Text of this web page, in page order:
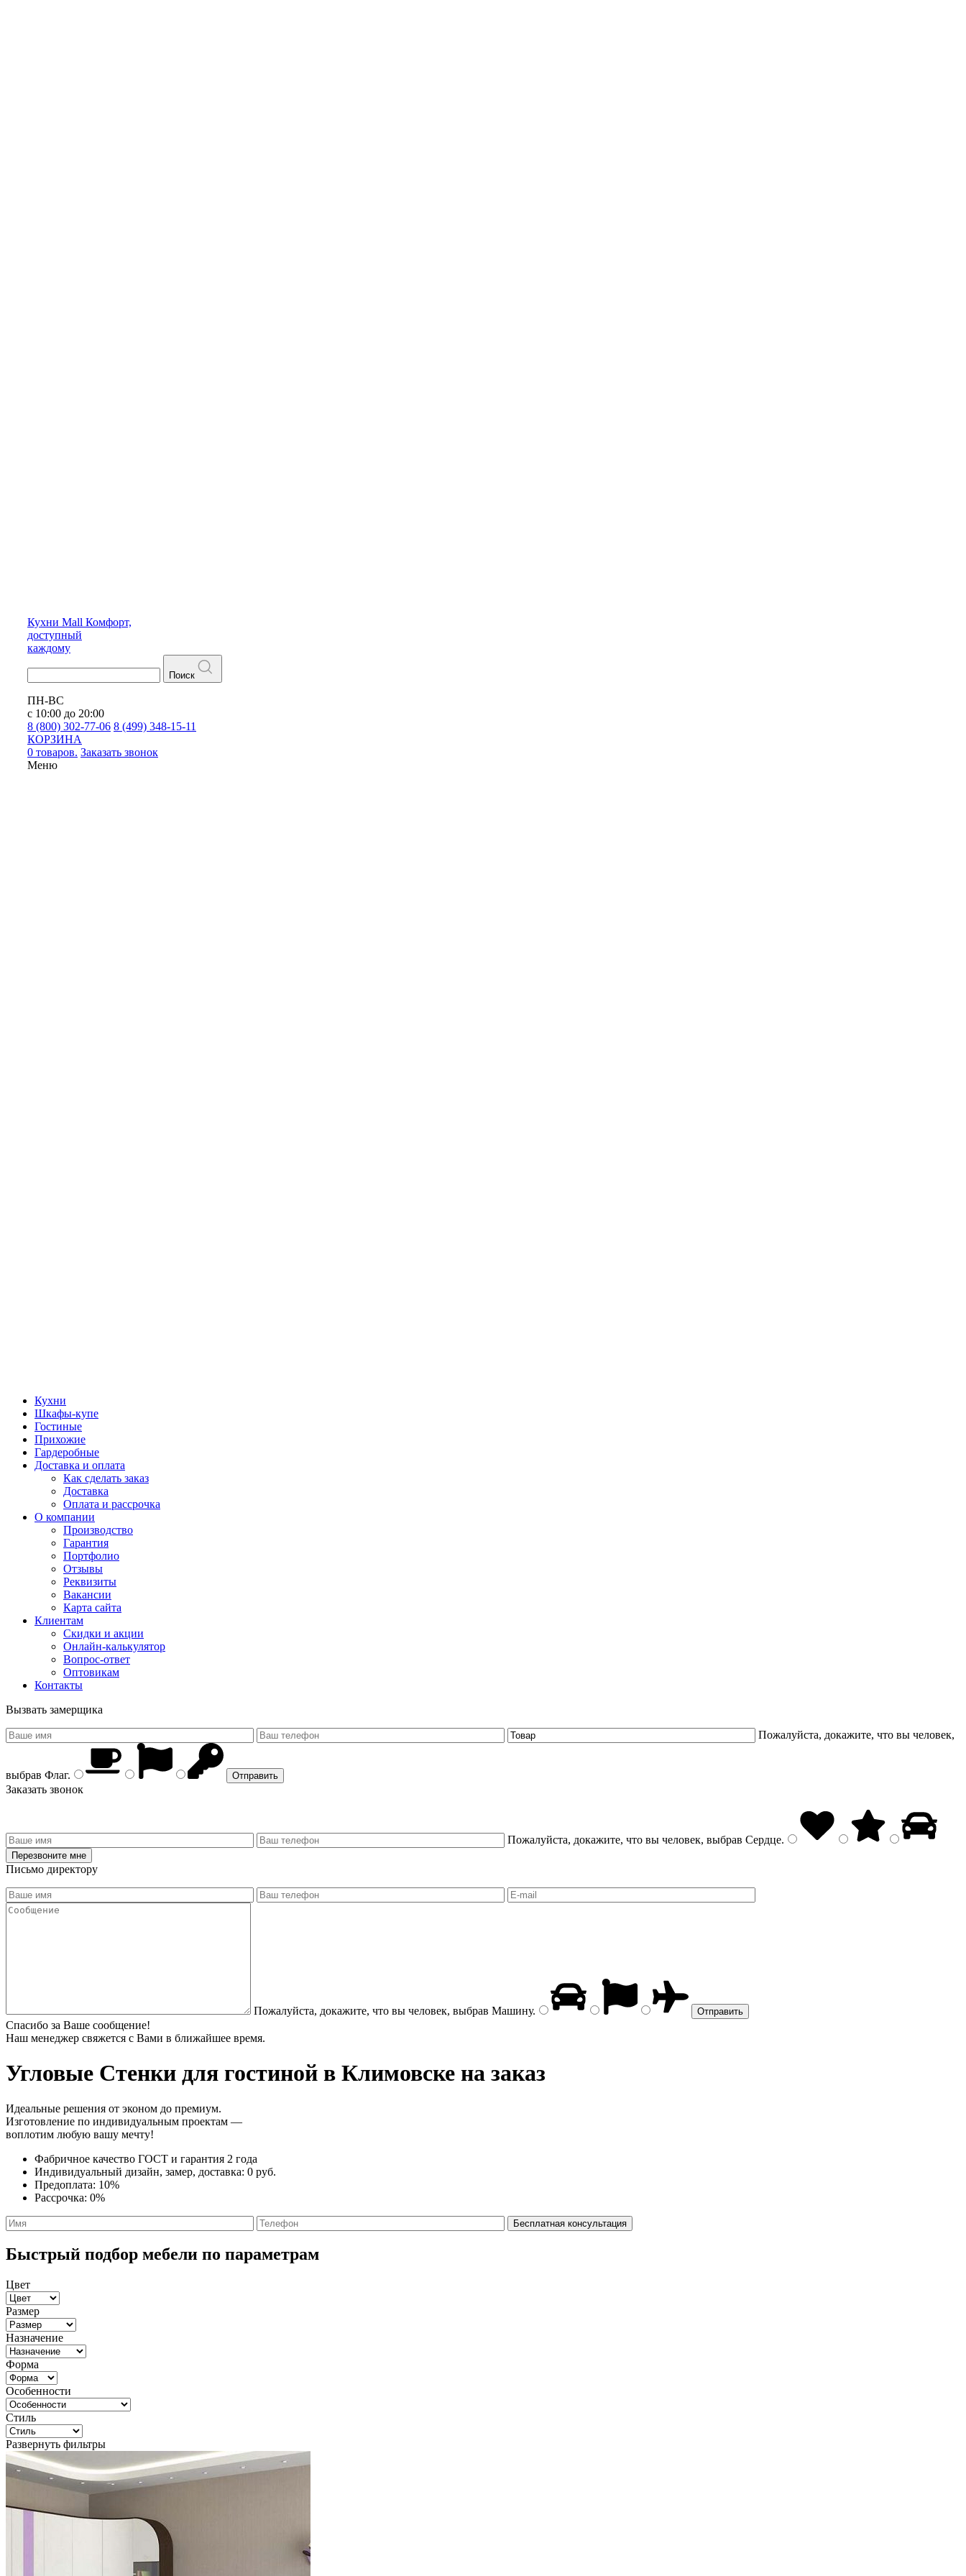
Кухни Mall Комфорт,
доступный
каждому
Поиск
ПН-ВС
с 10:00 до 20:00
8 (800) 302-77-06 8 (499) 348-15-11
КОРЗИНА
0 товаров. Заказать звонок
Меню
Кухни
Шкафы-купе
Гостиные
Прихожие
Гардеробные
Доставка и оплата
Как сделать заказ
Доставка
Оплата и рассрочка
О компании
Производство
Гарантия
Портфолио
Отзывы
Реквизиты
Вакансии
Карта сайта
Клиентам
Скидки и акции
Онлайн-калькулятор
Вопрос-ответ
Оптовикам
Контакты
Вызвать замерщика
Пожалуйста, докажите, что вы человек,
выбрав Флаг.
Заказать звонок
Пожалуйста, докажите, что вы человек, выбрав Сердце.
Письмо директору
Пожалуйста, докажите, что вы человек, выбрав Машину.
Спасибо за Ваше сообщение!
Наш менеджер свяжется с Вами в ближайшее время.
Угловые Стенки для гостиной в Климовске на заказ
Идеальные решения от эконом до премиум.
Изготовление по индивидуальным проектам —
воплотим любую вашу мечту!
Фабричное качество ГОСТ и гарантия 2 года
Индивидуальный дизайн, замер, доставка: 0 руб.
Предоплата: 10%
Рассрочка: 0%
Быстрый подбор мебели по параметрам
Цвет
Размер
Назначение
Форма
Особенности
Стиль
Развернуть фильтры